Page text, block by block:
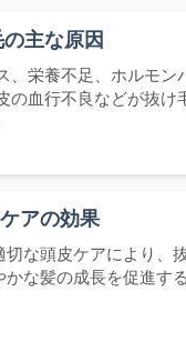
主な原因
、栄養不足、ホルモン
の血行不良などが抜け
アの効果
切な頭皮ケアにより、
かな髪の成長を促進す